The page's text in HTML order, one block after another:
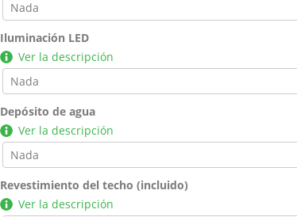
Iluminación LED
Ver la descripción
Depósito de agua
Ver la descripción
Revestimiento del techo (incluido)
Ver la descripción